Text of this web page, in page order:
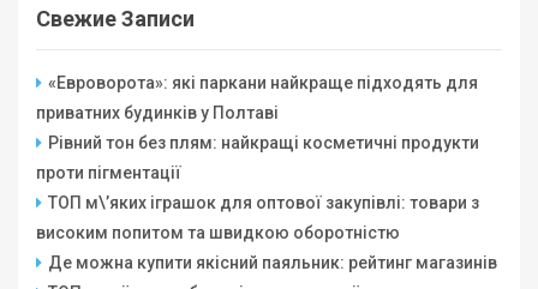
Свежие Записи
«Евроворота»: які паркани найкраще підходять для
приватних будинків у Полтаві
Рівний тон без плям: найкращі косметичні продукти
проти пігментації
ТОП м\’яких іграшок для оптової закупівлі: товари з
високим попитом та швидкою оборотністю
Де можна купити якісний паяльник: рейтинг магазинів